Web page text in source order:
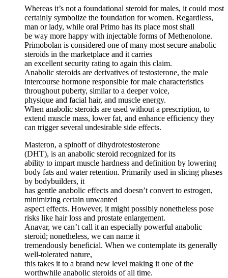
Whereas it’s not a foundational steroid for males, it could most
certainly symbolize the foundation for women. Regardless,
man or lady, while oral Primo has its place most shall
be way more happy with injectable forms of Methenolone.
Primobolan is considered one of many most secure anabolic
steroids in the marketplace and it carries
an excellent security rating to again this claim.
Anabolic steroids are derivatives of testosterone, the male
intercourse hormone responsible for male characteristics
throughout puberty, similar to a deeper voice,
physique and facial hair, and muscle energy.
When anabolic steroids are used without a prescription, to
extend muscle mass, lower fat, and enhance efficiency they
can trigger several undesirable side effects.
Masteron, a spinoff of dihydrotestosterone
(DHT), is an anabolic steroid recognized for its
ability to impart muscle hardness and definition by lowering
body fats and water retention. Primarily used in slicing phases
by bodybuilders, it
has gentle anabolic effects and doesn’t convert to estrogen,
minimizing certain unwanted
aspect effects. However, it might possibly nonetheless pose
risks like hair loss and prostate enlargement.
Anavar, we can’t call it an especially powerful anabolic
steroid; nonetheless, we can name it
tremendously beneficial. When we contemplate its generally
well-tolerated nature,
this takes it to a brand new level making it one of the
worthwhile anabolic steroids of all time.